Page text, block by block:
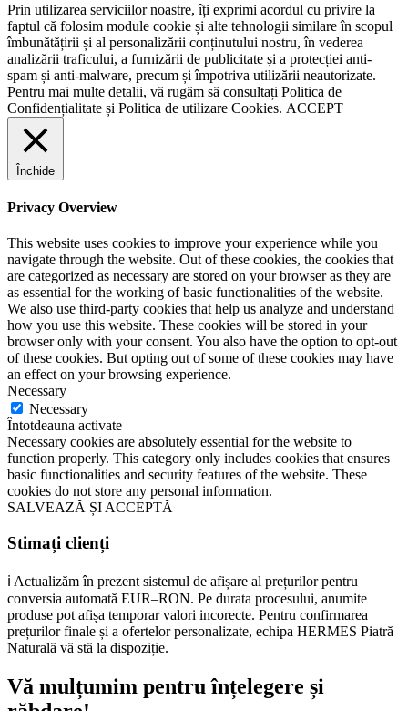
Prin utilizarea serviciilor noastre, îți exprimi acordul cu privire la
faptul că folosim module cookie și alte tehnologii similare în scopul
îmbunătățirii și al personalizării conținutului nostru, în vederea
analizării traficului, a furnizării de publicitate și a protecției anti-
spam și anti-malware, precum și împotriva utilizării neautorizate.
Pentru mai multe detalii, vă rugăm să consultați Politica de
Confidențialitate și Politica de utilizare Cookies. ACCEPT
Închide
Privacy Overview
This website uses cookies to improve your experience while you
navigate through the website. Out of these cookies, the cookies that
are categorized as necessary are stored on your browser as they are
as essential for the working of basic functionalities of the website.
We also use third-party cookies that help us analyze and understand
how you use this website. These cookies will be stored in your
browser only with your consent. You also have the option to opt-out
of these cookies. But opting out of some of these cookies may have
an effect on your browsing experience.
Necessary
Necessary
Întotdeauna activate
Necessary cookies are absolutely essential for the website to
function properly. This category only includes cookies that ensures
basic functionalities and security features of the website. These
cookies do not store any personal information.
SALVEAZĂ ȘI ACCEPTĂ
Stimați clienți
ℹ️ Actualizăm în prezent sistemul de afișare al prețurilor pentru
conversia automată EUR–RON. Pe durata procesului, anumite
produse pot afișa temporar valori incorecte. Pentru confirmarea
prețurilor finale și a ofertelor personalizate, echipa HERMES Piatră
Naturală vă stă la dispoziție.
Vă mulțumim pentru înțelegere și